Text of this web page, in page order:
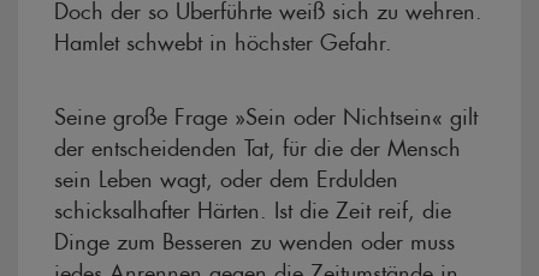
Doch der so Überführte weiß sich zu wehren.
Hamlet schwebt in höchster Gefahr.
Seine große Frage »Sein oder Nichtsein« gilt
der entscheidenden Tat, für die der Mensch
sein Leben wagt, oder dem Erdulden
schicksalhafter Härten. Ist die Zeit reif, die
Dinge zum Besseren zu wenden oder muss
jedes Anrennen gegen die Zeitumstände in